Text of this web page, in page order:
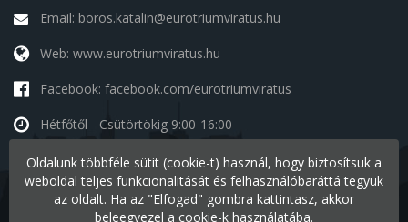
Email: boros.katalin@eurotriumviratus.hu
Web: www.eurotriumviratus.hu
Facebook: facebook.com/eurotriumviratus
Hétfőtől - Csütörtökig 9:00-16:00
Szombat - Vasárnap szünnap
Oldalunk többféle sütit (cookie-t) használ, hogy biztosítsuk a
weboldal teljes funkcionalitását és felhasználóbaráttá tegyük
az oldalt. Ha az "Elfogad" gombra kattintasz, akkor
beleegyezel a cookie-k használatába.